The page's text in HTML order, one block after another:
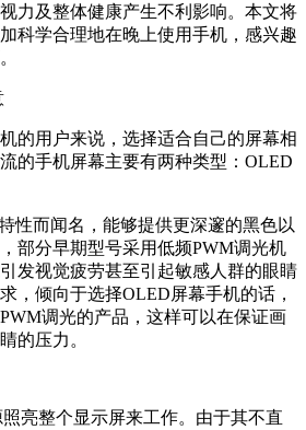
力及整体健康产生不利影响。本文将
科学合理地在晚上使用手机，感兴趣
的用户来说，选择适合自己的屏幕相
的手机屏幕主要有两种类型：OLED
性而闻名，能够提供更深邃的黑色以
部分早期型号采用低频PWM调光机
发视觉疲劳甚至引起敏感人群的眼睛
，倾向于选择OLED屏幕手机的话，
调光的产品，这样可以在保证画
的压力。
亮整个显示屏来工作。由于其不直